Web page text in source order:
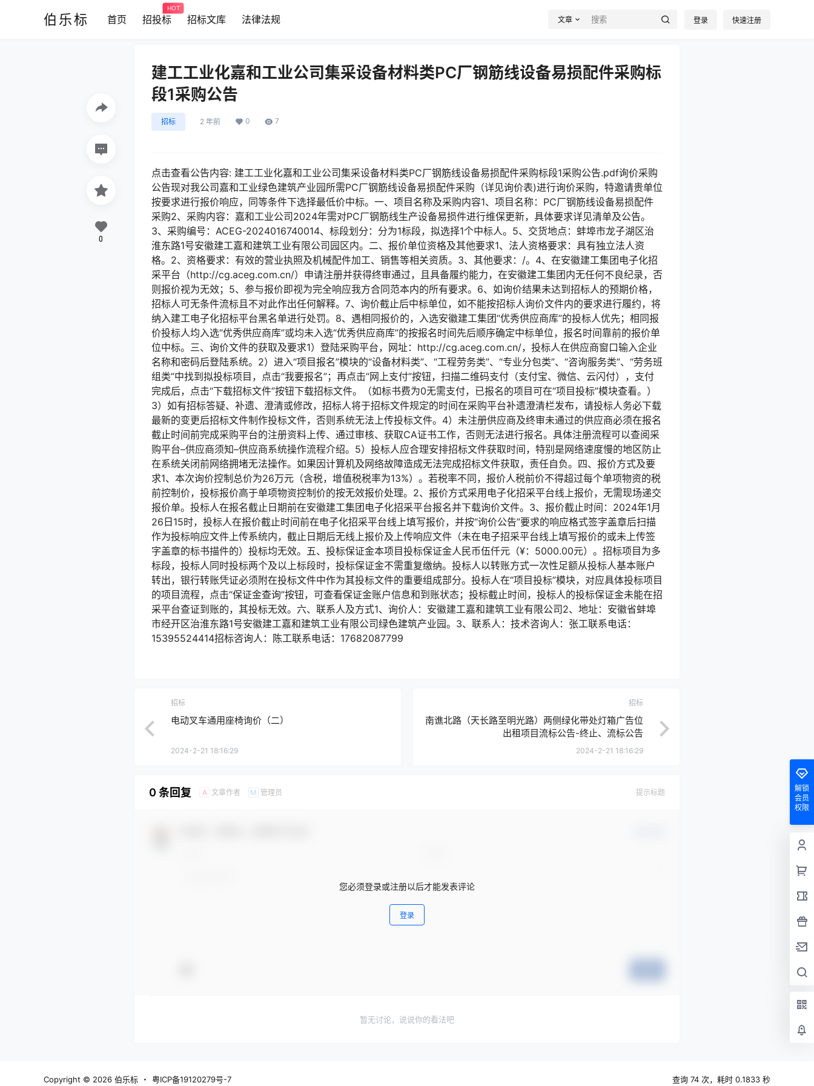
伯乐标 首页 招投标
HOT
招标文库 法律法规 文章 登录 快速注册
建工工业化嘉和工业公司集采设备材料类PC厂钢筋线设备易损配件采购标
段1采购公告
招标 2 年前 0 7
点击查看公告内容: 建工工业化嘉和工业公司集采设备材料类PC厂钢筋线设备易损配件采购标段1采购公告.pdf询价采购
公告现对我公司嘉和工业绿色建筑产业园所需PC厂钢筋线设备易损配件采购（详见询价表)进行询价采购，特邀请贵单位
按要求进行报价响应，同等条件下选择最低价中标。一、项目名称及采购内容1、项目名称：PC厂钢筋线设备易损配件
采购2、采购内容：嘉和工业公司2024年需对PC厂钢筋线生产设备易损件进行维保更新，具体要求详见清单及公告。
3、采购编号：ACEG-2024016740014、标段划分：分为1标段，拟选择1个中标人。5、交货地点：蚌埠市龙子湖区治
淮东路1号安徽建工嘉和建筑工业有限公司园区内。二、报价单位资格及其他要求1、法人资格要求：具有独立法人资
格。2、资格要求：有效的营业执照及机械配件加工、销售等相关资质。3、其他要求：/。4、在安徽建工集团电子化招
采平台（http://cg.aceg.com.cn/）申请注册并获得终审通过，且具备履约能力，在安徽建工集团内无任何不良纪录，否
则报价视为无效；5、参与报价即视为完全响应我方合同范本内的所有要求。6、如询价结果未达到招标人的预期价格，
招标人可无条件流标且不对此作出任何解释。7、询价截止后中标单位，如不能按招标人询价文件内的要求进行履约，将
纳入建工电子化招标平台黑名单进行处罚。8、遇相同报价的，入选安徽建工集团“优秀供应商库”的投标人优先；相同报
价投标人均入选“优秀供应商库”或均未入选“优秀供应商库”的按报名时间先后顺序确定中标单位，报名时间靠前的报价单
位中标。三、询价文件的获取及要求1）登陆采购平台，网址：http://cg.aceg.com.cn/，投标人在供应商窗口输入企业
名称和密码后登陆系统。2）进入“项目报名”模块的“设备材料类”、“工程劳务类”、“专业分包类”、“咨询服务类”、“劳务班
组类”中找到拟投标项目，点击“我要报名”；再点击“网上支付”按钮，扫描二维码支付（支付宝、微信、云闪付），支付
完成后，点击“下载招标文件”按钮下载招标文件。（如标书费为0无需支付，已报名的项目可在“项目投标”模块查看。）
3）如有招标答疑、补遗、澄清或修改，招标人将于招标文件规定的时间在采购平台补遗澄清栏发布，请投标人务必下载
最新的变更后招标文件制作投标文件，否则系统无法上传投标文件。4）未注册供应商及终审未通过的供应商必须在报名
截止时间前完成采购平台的注册资料上传、通过审核、获取CA证书工作，否则无法进行报名。具体注册流程可以查阅采
购平台–供应商须知–供应商系统操作流程介绍。5）投标人应合理安排招标文件获取时间，特别是网络速度慢的地区防止
在系统关闭前网络拥堵无法操作。如果因计算机及网络故障造成无法完成招标文件获取，责任自负。四、报价方式及要
求1、本次询价控制总价为26万元（含税，增值税税率为13%）。若税率不同，报价人税前价不得超过每个单项物资的税
前控制价，投标报价高于单项物资控制价的按无效报价处理。2、报价方式采用电子化招采平台线上报价，无需现场递交
报价单。投标人在报名截止日期前在安徽建工集团电子化招采平台报名并下载询价文件。3、报价截止时间：2024年1月
26日15时，投标人在报价截止时间前在电子化招采平台线上填写报价，并按“询价公告”要求的响应格式签字盖章后扫描
作为投标响应文件上传系统内，截止日期后无线上报价及上传响应文件（未在电子招采平台线上填写报价的或未上传签
字盖章的标书描件的）投标均无效。五、投标保证金本项目投标保证金人民币伍仟元（¥：5000.00元）。招标项目为多
标段，投标人同时投标两个及以上标段时，投标保证金不需重复缴纳。投标人以转账方式一次性足额从投标人基本账户
转出，银行转账凭证必须附在投标文件中作为其投标文件的重要组成部分。投标人在“项目投标”模块，对应具体投标项目
的项目流程，点击“保证金查询”按钮，可查看保证金账户信息和到账状态；投标截止时间，投标人的投标保证金未能在招
采平台查证到账的，其投标无效。六、联系人及方式1、询价人：安徽建工嘉和建筑工业有限公司2、地址：安徽省蚌埠
市经开区治淮东路1号安徽建工嘉和建筑工业有限公司绿色建筑产业园。3、联系人：技术咨询人：张工联系电话：
15395524414招标咨询人：陈工联系电话：17682087799
0
招标
电动叉车通用座椅询价（二）
2024-2-21 18:16:29
招标
南谯北路（天长路至明光路）两侧绿化带处灯箱广告位
出租项目流标公告-终止、流标公告
2024-2-21 18:16:29
0 条回复 A 文章作者 M 管理员 提示标题
您必须登录或注册以后才能发表评论
登录
暂无讨论，说说你的看法吧
解锁
会员
权限
Copyright © 2026 伯乐标 ・ 粤ICP备19120279号-7 查询 74 次，耗时 0.1833 秒